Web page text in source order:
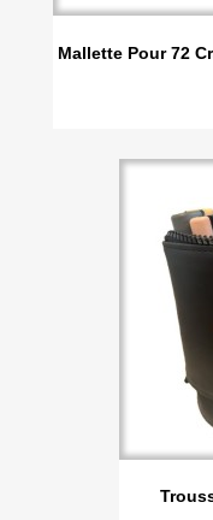
Mallette Pour 72